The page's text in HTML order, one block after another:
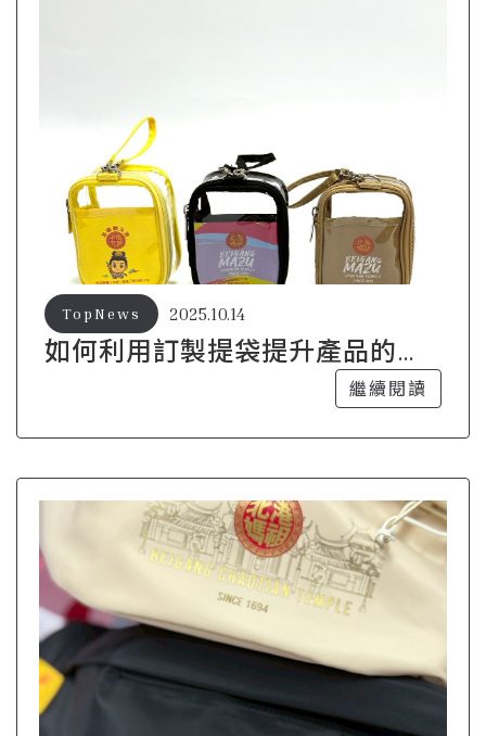
如何利用訂製提袋提升產品的附
2025.10.14
TopNews
繼續閱讀